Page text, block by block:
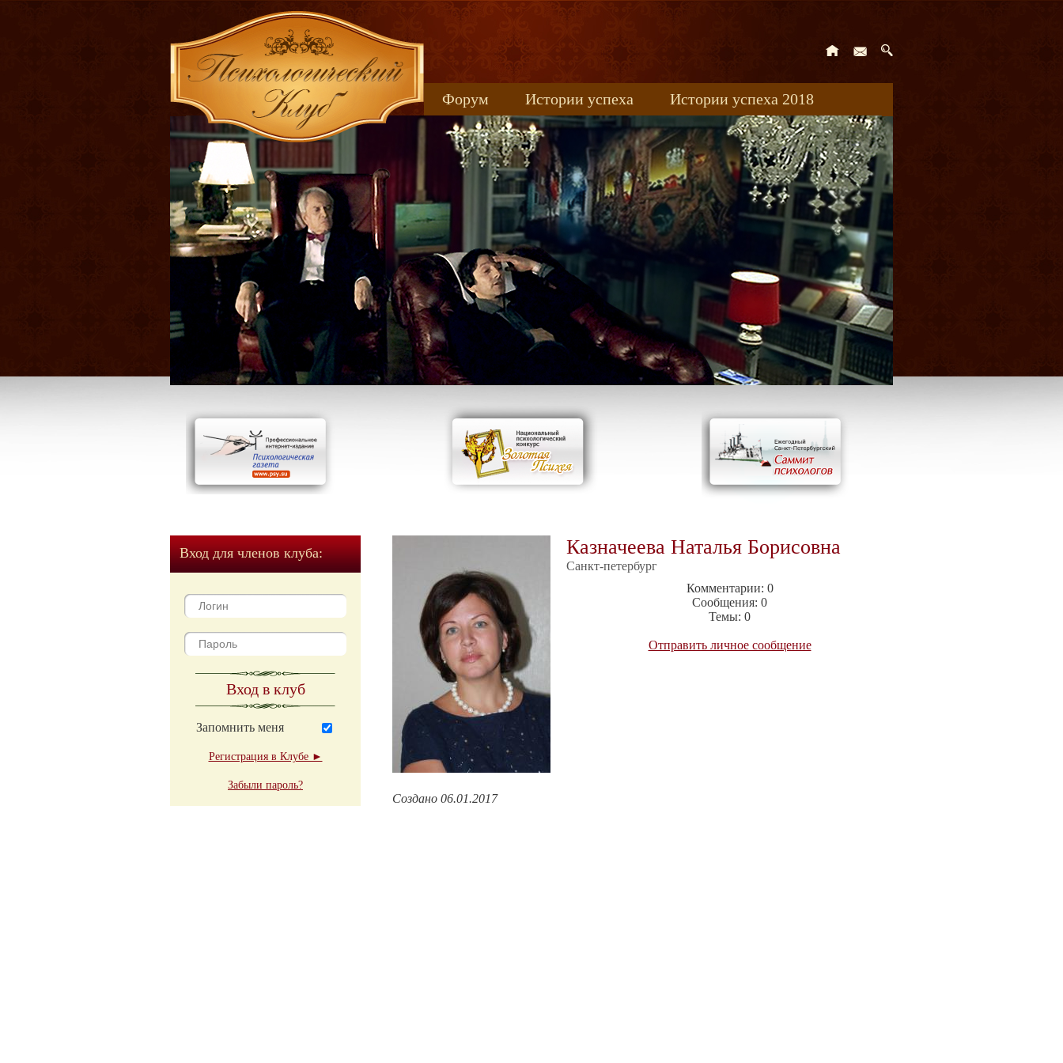
Форум Истории успеха
Истории успеха 2018
Книжные новинки
uspeh_2017
Вход для членов клуба:
Вход в клуб
Запомнить меня
Регистрация в Клубе ►
Забыли пароль?
Казначеева Наталья Борисовна
Cанкт-петербург
Комментарии: 0
Сообщения: 0
Темы: 0
Отправить личное сообщение
Создано 06.01.2017